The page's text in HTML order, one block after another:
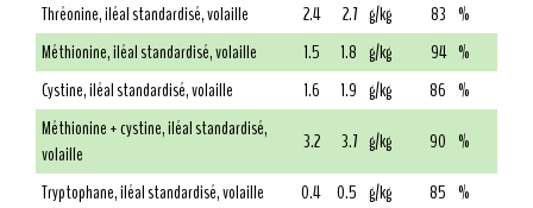
Thréonine, iléal standardisé, volaille
2.4 2.7 g/kg 83 %
Méthionine, iléal standardisé, volaille
1.5 1.8 g/kg 94 %
Cystine, iléal standardisé, volaille
1.6 1.9 g/kg 86 %
Méthionine + cystine, iléal standardisé,
volaille
3.2 3.7 g/kg 90 %
Tryptophane, iléal standardisé, volaille
0.4 0.5 g/kg 85 %